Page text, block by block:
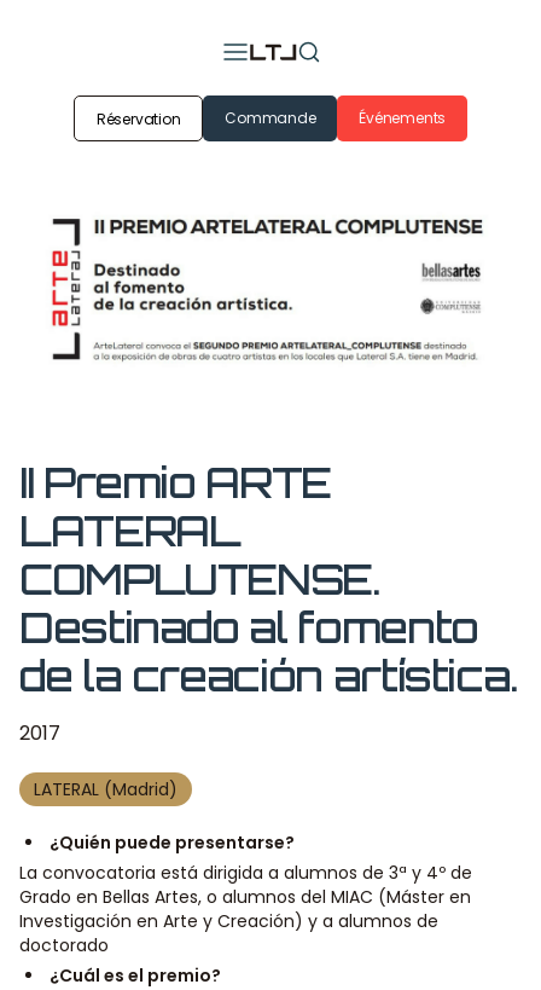
Réservation Commande Événements
II Premio ARTE
LATERAL
COMPLUTENSE.
Destinado al fomento
de la creación artística.
2017
LATERAL (Madrid)
¿Quién puede presentarse?
La convocatoria está dirigida a alumnos de 3ª y 4º de
Grado en Bellas Artes, o alumnos del MIAC (Máster en
Investigación en Arte y Creación) y a alumnos de
doctorado
¿Cuál es el premio?